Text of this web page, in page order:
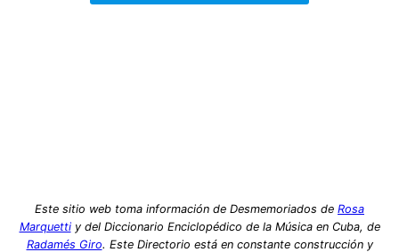
Este sitio web toma información de Desmemoriados de Rosa
Marquettiy del Diccionario Enciclopédico de la Música en Cuba, de
Radamés Giro. Este Directorio está en constante construcción y